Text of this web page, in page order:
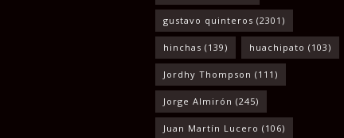
gustavo quinteros (2301)
hinchas (139) huachipato (103)
Jordhy Thompson (111)
Jorge Almirón (245)
Juan Martín Lucero (106)